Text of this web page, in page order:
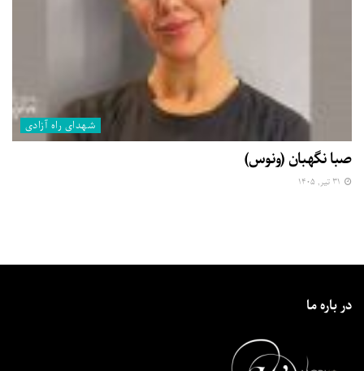
شهدای راه آزادی
صبا نگهبان (ونوس)
در باره ما